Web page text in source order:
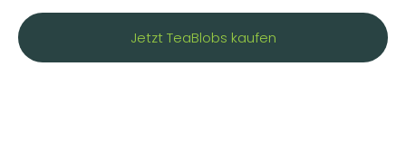
Jetzt TeaBlobs kaufen